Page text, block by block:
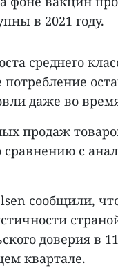
в 2021 году.
среднего
даже во
продаж
сравнению с
сообщили,
доверия в
квартале.